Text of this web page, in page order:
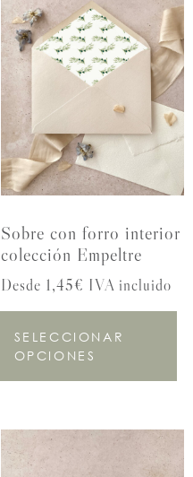
Sobre con forro interior
colección Empeltre
Desde 1,45€ IVA incluido
SELECCIONAR
OPCIONES